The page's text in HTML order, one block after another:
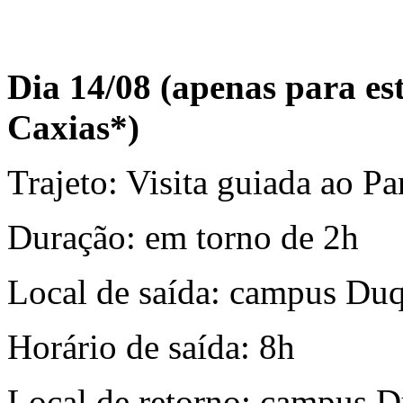
Dia 14/08 (apenas para
Caxias*)
Trajeto: Visita guiada ao
Duração: em torno de 2h
Local de saída: campus
Horário de saída: 8h